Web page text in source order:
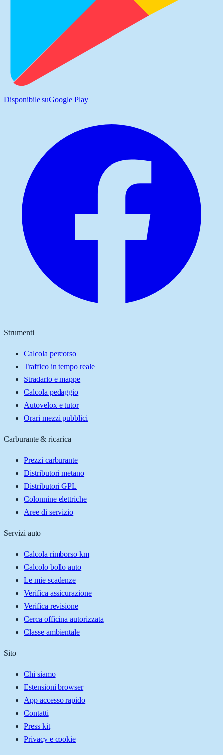
Disponibile suGoogle Play
Strumenti
Calcola percorso
Traffico in tempo reale
Stradario e mappe
Calcola pedaggio
Autovelox e tutor
Orari mezzi pubblici
Carburante & ricarica
Prezzi carburante
Distributori metano
Distributori GPL
Colonnine elettriche
Aree di servizio
Servizi auto
Calcola rimborso km
Calcolo bollo auto
Le mie scadenze
Verifica assicurazione
Verifica revisione
Cerca officina autorizzata
Classe ambientale
Sito
Chi siamo
Estensioni browser
App accesso rapido
Contatti
Press kit
Privacy e cookie